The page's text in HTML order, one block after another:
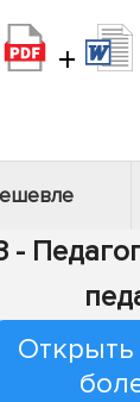
+
-
Открыть